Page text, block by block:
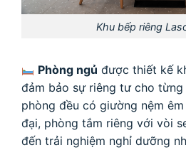
Khu bếp riêng
Phòng ngủ được thiết kế
đảm bảo sự riêng tư cho từng
phòng đều có giường nệm
đại, phòng tắm riêng với vòi
đến trải nghiệm nghỉ dưỡng